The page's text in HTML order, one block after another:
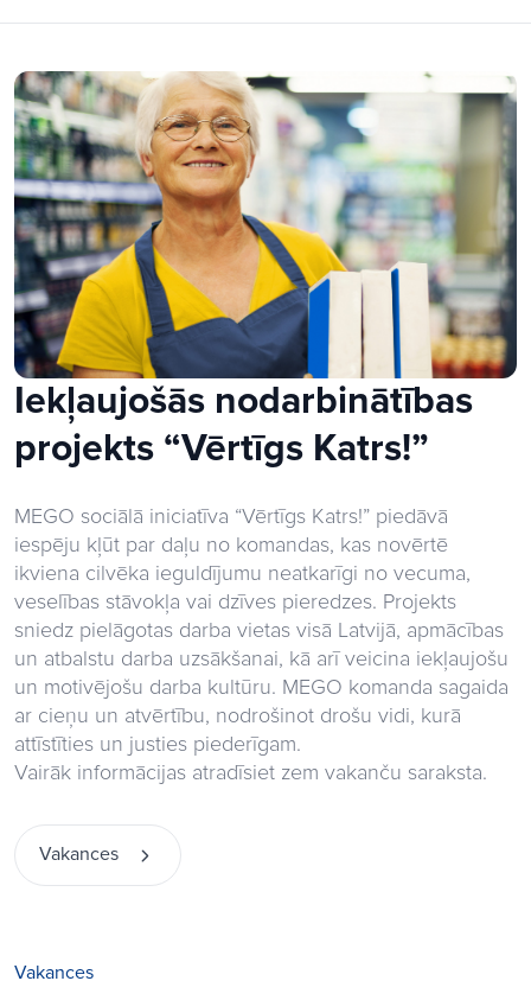
Iekļaujošās nodarbinātības
projekts “Vērtīgs Katrs!”
MEGO sociālā iniciatīva “Vērtīgs Katrs!” piedāvā
iespēju kļūt par daļu no komandas, kas novērtē
ikviena cilvēka ieguldījumu neatkarīgi no vecuma,
veselības stāvokļa vai dzīves pieredzes. Projekts
sniedz pielāgotas darba vietas visā Latvijā, apmācības
un atbalstu darba uzsākšanai, kā arī veicina iekļaujošu
un motivējošu darba kultūru. MEGO komanda sagaida
ar cieņu un atvērtību, nodrošinot drošu vidi, kurā
attīstīties un justies piederīgam.
Vairāk informācijas atradīsiet zem vakanču saraksta.
Vakances
Vakances